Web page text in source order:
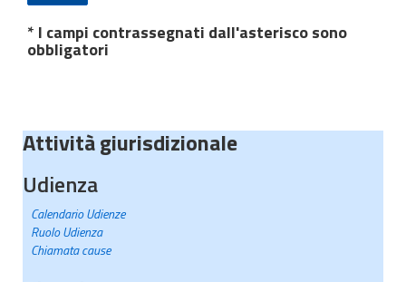
* I campi contrassegnati dall'asterisco sono
obbligatori
Attività giurisdizionale
Udienza
Calendario Udienze
Ruolo Udienza
Chiamata cause